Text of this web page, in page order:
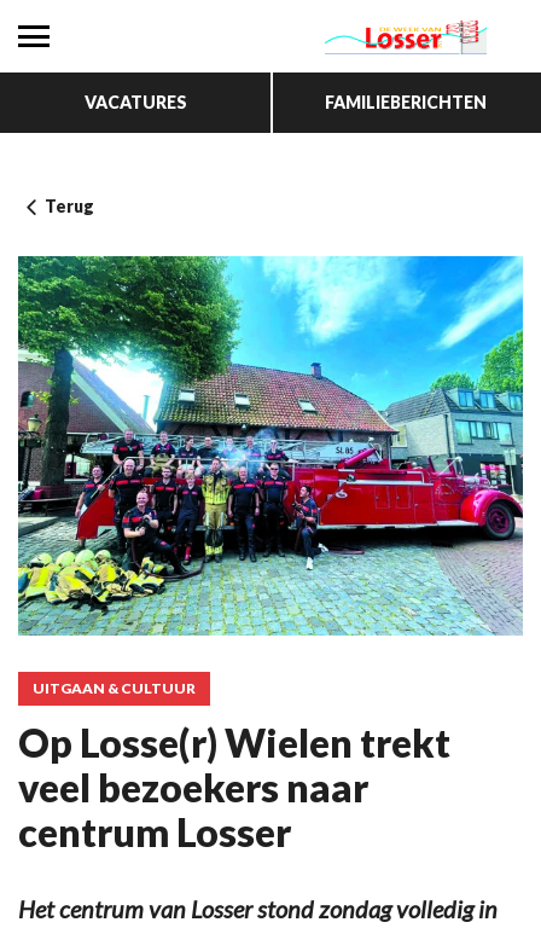
VACATURES FAMILIEBERICHTEN
Terug
UITGAAN & CULTUUR
Op Losse(r) Wielen trekt
veel bezoekers naar
centrum Losser
Het centrum van Losser stond zondag volledig in